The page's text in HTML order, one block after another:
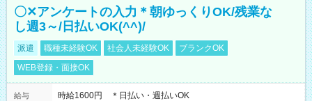
〇✕アンケートの入力＊朝ゆっくりOK/残業な
し週3～/日払いOK(^^)/
派遣 職種未経験OK 社会人未経験OK
ブランクOK
WEB登録・面接OK
給与
時給1600円 ＊日払い・週払いOK